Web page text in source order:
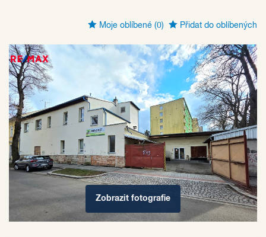
Moje oblíbené (0) Přidat do oblíbených
Zobrazit fotografie